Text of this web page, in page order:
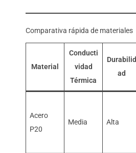
Comparativa rápida de materiales
Material
Conducti
vidad
Térmica
Durabilid
ad
Acero
P20
Media Alta